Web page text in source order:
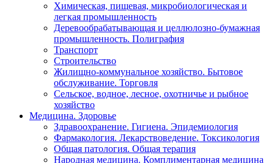
Химическая, пищевая, микробиологическая и
легкая промышленность
Деревообрабатывающая и целлюлозно-бумажная
промышленность. Полиграфия
Транспорт
Строительство
Жилищно-коммунальное хозяйство. Бытовое
обслуживание. Торговля
Сельское, водное, лесное, охотничье и рыбное
хозяйство
Медицина. Здоровье
Здравоохранение. Гигиена. Эпидемиология
Фармакология. Лекарствоведение. Токсикология
Общая патология. Общая терапия
Народная медицина. Комплиментарная медицина